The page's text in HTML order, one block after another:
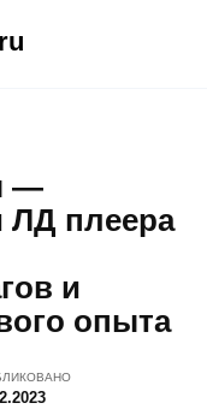
—
ЛД плеера
и
опыта